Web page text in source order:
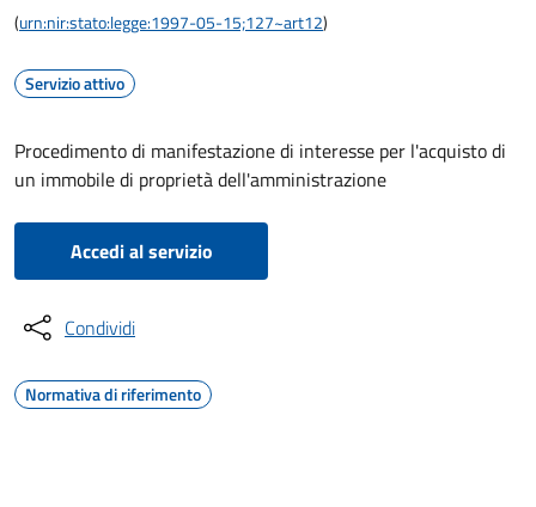
(urn:nir:stato:legge:1997-05-15;127~art12)
Servizio attivo
Procedimento di manifestazione di interesse per l'acquisto di
un immobile di proprietà dell'amministrazione
Accedi al servizio
Condividi
Normativa di riferimento